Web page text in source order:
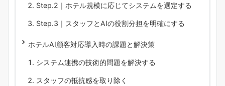
Step.2｜ホテル規模に応じてシステムを選定する
Step.3｜スタッフとAIの役割分担を明確にする
ホテルAI顧客対応導入時の課題と解決策
システム連携の技術的問題を解決する
スタッフの抵抗感を取り除く